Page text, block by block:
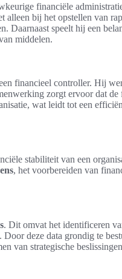
financiële
alleen bij het opstellen van
Daarnaast speelt hij een
middelen.
financieel controller. Hij
zorgt ervoor dat de
wat leidt tot een
stabiliteit van een
, het voorbereiden van
. Dit omvat het identificeren
deze data grondig te
van strategische